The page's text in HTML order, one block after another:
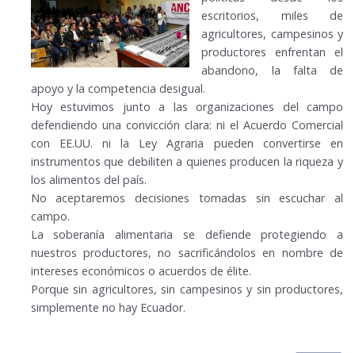
escritorios, miles de
agricultores, campesinos y
productores enfrentan el
abandono, la falta de
apoyo y la competencia desigual.
Hoy estuvimos junto a las organizaciones del campo
defendiendo una convicción clara: ni el Acuerdo Comercial
con EE.UU. ni la Ley Agraria pueden convertirse en
instrumentos que debiliten a quienes producen la riqueza y
los alimentos del país.
No aceptaremos decisiones tomadas sin escuchar al
campo.
La soberanía alimentaria se defiende protegiendo a
nuestros productores, no sacrificándolos en nombre de
intereses económicos o acuerdos de élite.
Porque sin agricultores, sin campesinos y sin productores,
simplemente no hay Ecuador.